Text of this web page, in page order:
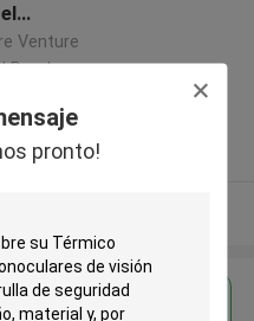
pronto!
Venture
Road,
precio por